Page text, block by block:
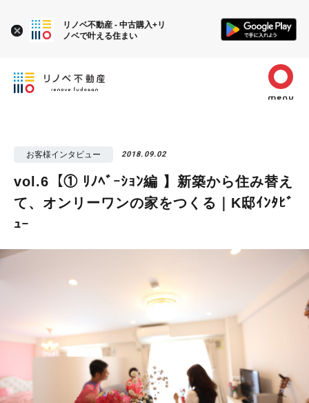
お客様インタビュー 2018.09.02
vol.6【① ﾘﾉﾍﾞｰｼｮﾝ編 】新築から住み替え
て、オンリーワンの家をつくる｜K邸ｲﾝﾀﾋﾞ
ｭｰ
リノベ不動産 - 中古購入+リ
ノベで叶える住まい